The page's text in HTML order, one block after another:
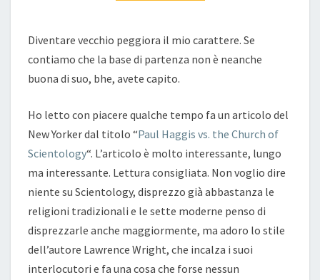
Diventare vecchio peggiora il mio carattere. Se
contiamo che la base di partenza non è neanche
buona di suo, bhe, avete capito.
Ho letto con piacere qualche tempo fa un articolo del
New Yorker dal titolo “Paul Haggis vs. the Church of
Scientology“. L’articolo è molto interessante, lungo
ma interessante. Lettura consigliata. Non voglio dire
niente su Scientology, disprezzo già abbastanza le
religioni tradizionali e le sette moderne penso di
disprezzarle anche maggiormente, ma adoro lo stile
dell’autore Lawrence Wright, che incalza i suoi
interlocutori e fa una cosa che forse nessun